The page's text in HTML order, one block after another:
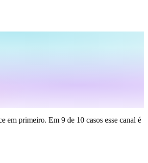
em primeiro. Em 9 de 10 casos esse canal é